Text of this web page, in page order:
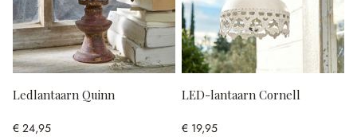
Ledlantaarn Quinn
€ 24,95
LED-lantaarn Cornell
€ 19,95